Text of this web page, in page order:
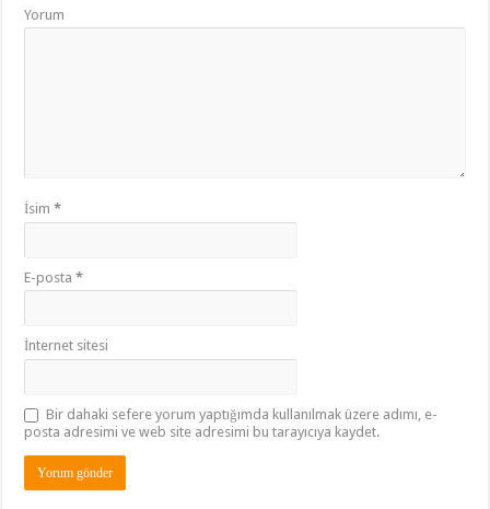
Yorum
İsim*
E-posta*
İnternet sitesi
Bir dahaki sefere yorum yaptığımda kullanılmak üzere adımı, e-
posta adresimi ve web site adresimi bu tarayıcıya kaydet.